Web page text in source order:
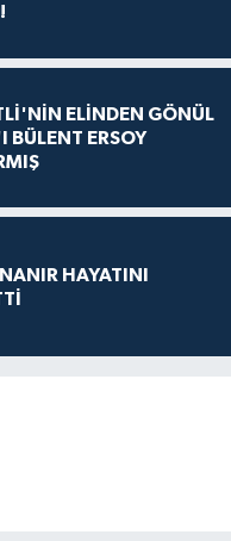
ELİNDEN GÖNÜL
BÜLENT ERSOY
HAYATINI